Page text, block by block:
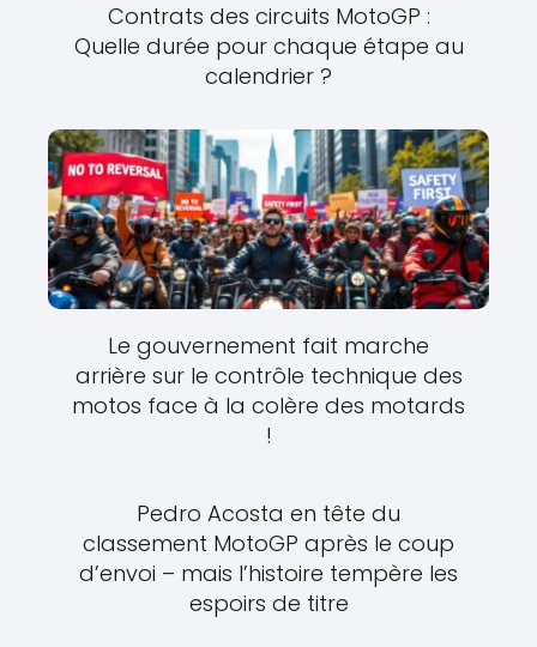
Contrats des circuits MotoGP :
Quelle durée pour chaque étape au
calendrier ?
Le gouvernement fait marche
arrière sur le contrôle technique des
motos face à la colère des motards
!
Pedro Acosta en tête du
classement MotoGP après le coup
d’envoi – mais l’histoire tempère les
espoirs de titre